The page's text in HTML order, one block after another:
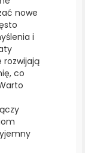
nowe
i
co